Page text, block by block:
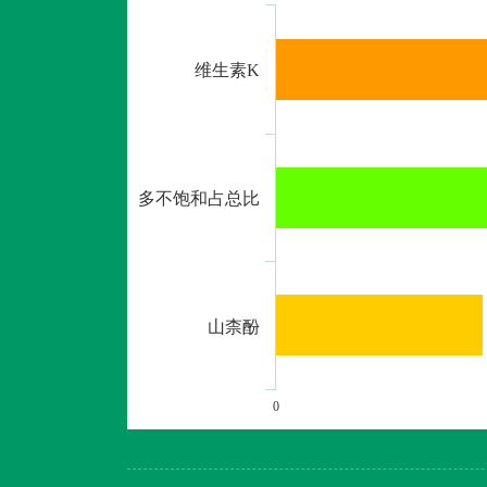
维生素K
多不饱和占总比
山柰酚
0